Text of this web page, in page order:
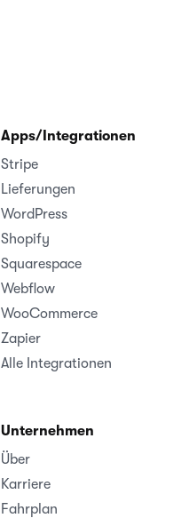
Apps/Integrationen
Stripe
Lieferungen
WordPress
Shopify
Squarespace
Webflow
WooCommerce
Zapier
Alle Integrationen
Unternehmen
Über
Karriere
Fahrplan